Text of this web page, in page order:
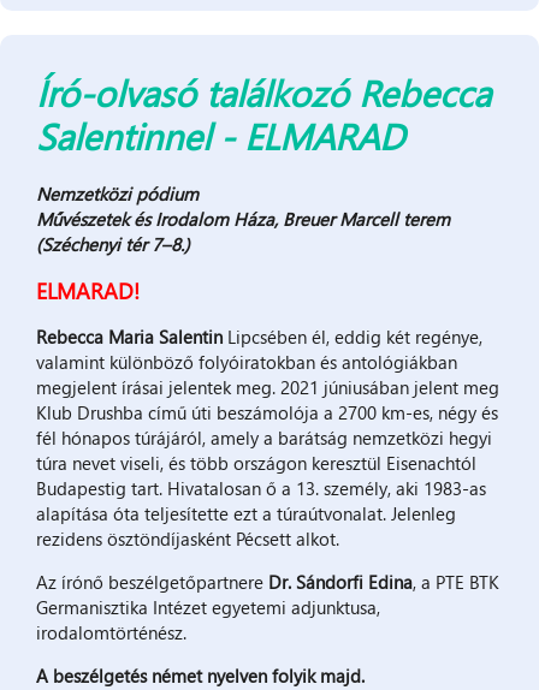
Író-olvasó találkozó Rebecca
Salentinnel - ELMARAD
Nemzetközi pódium
Művészetek és Irodalom Háza, Breuer Marcell terem
(Széchenyi tér 7–8.)
ELMARAD!
Rebecca Maria Salentin Lipcsében él, eddig két regénye,
valamint különböző folyóiratokban és antológiákban
megjelent írásai jelentek meg. 2021 júniusában jelent meg
Klub Drushba című úti beszámolója a 2700 km-es, négy és
fél hónapos túrájáról, amely a barátság nemzetközi hegyi
túra nevet viseli, és több országon keresztül Eisenachtól
Budapestig tart. Hivatalosan ő a 13. személy, aki 1983-as
alapítása óta teljesítette ezt a túraútvonalat. Jelenleg
rezidens ösztöndíjasként Pécsett alkot.
Az írónő beszélgetőpartnere Dr. Sándorfi Edina, a PTE BTK
Germanisztika Intézet egyetemi adjunktusa,
irodalomtörténész.
A beszélgetés német nyelven folyik majd.